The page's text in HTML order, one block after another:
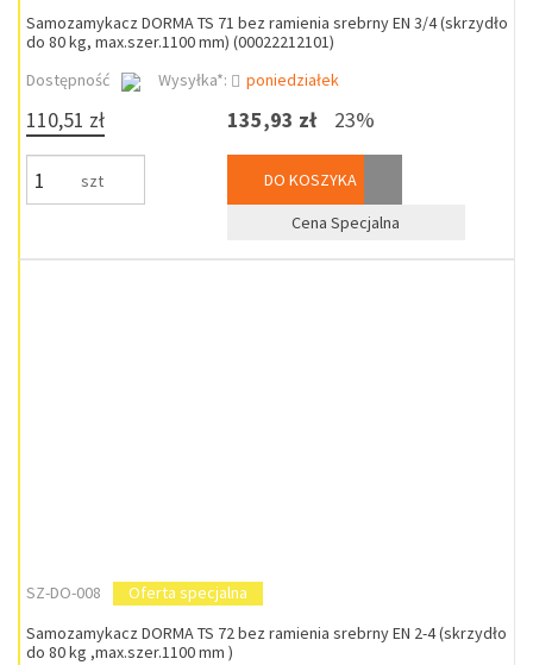
Samozamykacz DORMA TS 71 bez ramienia srebrny EN 3/4 (skrzydło
do 80 kg, max.szer.1100 mm) (00022212101)
Dostępność
Wysyłka*: poniedziałek
110,51 zł
szt
135,93 zł 23%
DO KOSZYKA
Cena Specjalna
SZ-DO-008
Oferta specjalna
Samozamykacz DORMA TS 72 bez ramienia srebrny EN 2-4 (skrzydło
do 80 kg ,max.szer.1100 mm )